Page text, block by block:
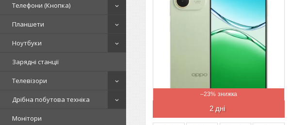
Телефони (Кнопка)
Планшети
Ноутбуки
Зарядні станції
Телевізори
Дрібна побутова техніка
Монітори
–23%
2 дні